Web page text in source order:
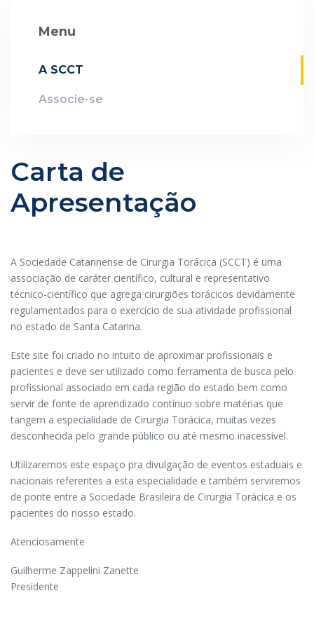
Menu
A SCCT
Associe-se
Carta de
Apresentação
A Sociedade Catarinense de Cirurgia Torácica (SCCT) é uma
associação de caráter científico, cultural e representativo
técnico-científico que agrega cirurgiões torácicos devidamente
regulamentados para o exercício de sua atividade profissional
no estado de Santa Catarina.
Este site foi criado no intuito de aproximar profissionais e
pacientes e deve ser utilizado como ferramenta de busca pelo
profissional associado em cada região do estado bem como
servir de fonte de aprendizado contínuo sobre matérias que
tangem a especialidade de Cirurgia Torácica, muitas vezes
desconhecida pelo grande público ou até mesmo inacessível.
Utilizaremos este espaço pra divulgação de eventos estaduais e
nacionais referentes a esta especialidade e também serviremos
de ponte entre a Sociedade Brasileira de Cirurgia Torácica e os
pacientes do nosso estado.
Atenciosamente
Guilherme Zappelini Zanette
Presidente